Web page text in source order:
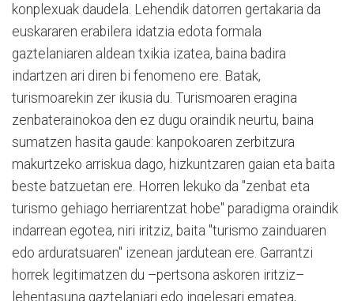
konplexuak daudela. Lehendik datorren gertakaria da
euskararen erabilera idatzia edota formala
gaztelaniaren aldean txikia izatea, baina badira
indartzen ari diren bi fenomeno ere. Batak,
turismoarekin zer ikusia du. Turismoaren eragina
zenbaterainokoa den ez dugu oraindik neurtu, baina
sumatzen hasita gaude: kanpokoaren zerbitzura
makurtzeko arriskua dago, hizkuntzaren gaian eta baita
beste batzuetan ere. Horren lekuko da "zenbat eta
turismo gehiago herriarentzat hobe" paradigma oraindik
indarrean egotea, niri iritziz, baita "turismo zainduaren
edo arduratsuaren" izenean jardutean ere. Garrantzi
horrek legitimatzen du –pertsona askoren iritziz–
lehentasuna gaztelaniari edo ingelesari ematea,